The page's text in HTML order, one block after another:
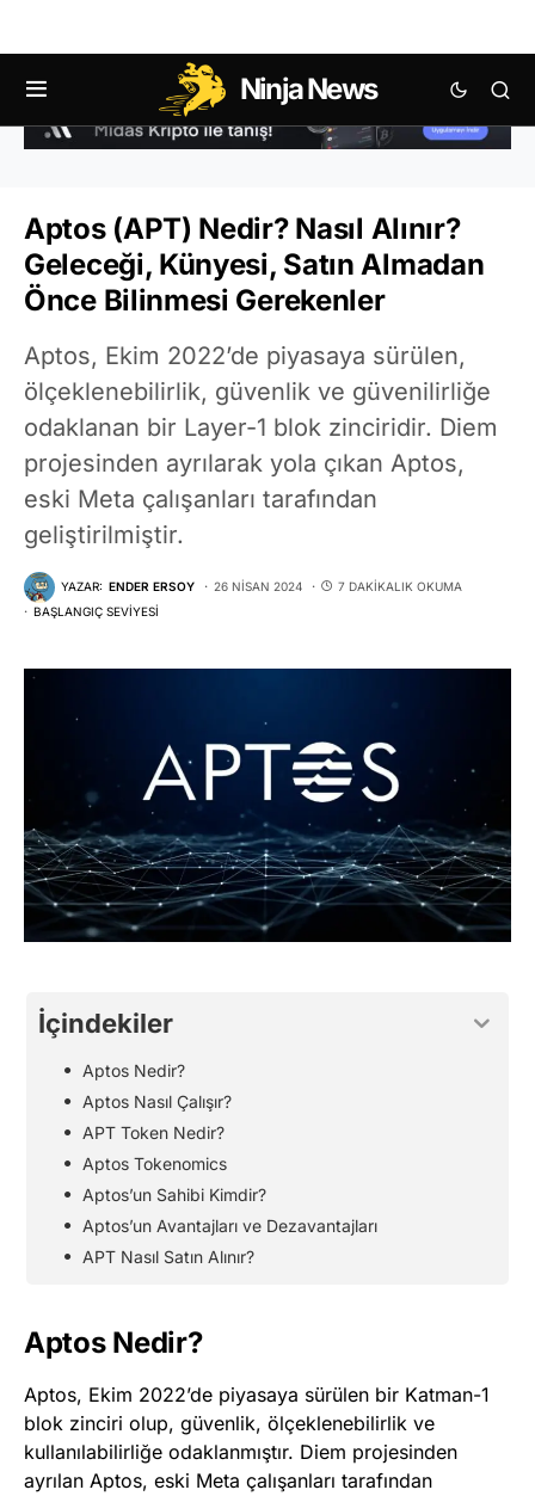
Ninja News
Aptos (APT) Nedir? Nasıl Alınır?
Geleceği, Künyesi, Satın Almadan
Önce Bilinmesi Gerekenler
Aptos, Ekim 2022’de piyasaya sürülen,
ölçeklenebilirlik, güvenlik ve güvenilirliğe
odaklanan bir Layer-1 blok zinciridir. Diem
projesinden ayrılarak yola çıkan Aptos,
eski Meta çalışanları tarafından
geliştirilmiştir.
YAZAR: ENDER ERSOY 26 NISAN 2024
7 DAKIKALIK OKUMA
BAŞLANGIÇ SEVIYESI
İçindekiler
Aptos Nedir?
Aptos Nasıl Çalışır?
APT Token Nedir?
Aptos Tokenomics
Aptos’un Sahibi Kimdir?
Aptos’un Avantajları ve Dezavantajları
APT Nasıl Satın Alınır?
Aptos Nedir?
Aptos, Ekim 2022’de piyasaya sürülen bir Katman-1
blok zinciri olup, güvenlik, ölçeklenebilirlik ve
kullanılabilirliğe odaklanmıştır. Diem projesinden
ayrılan Aptos, eski Meta çalışanları tarafından